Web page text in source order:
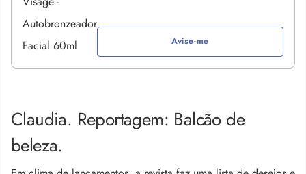
Avise-me
Claudia. Reportagem: Balcão de
beleza.